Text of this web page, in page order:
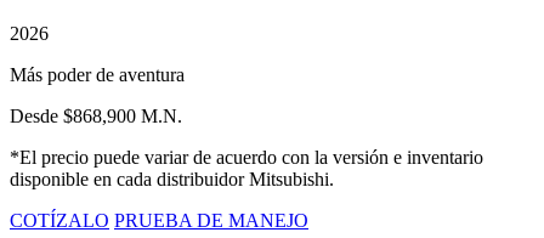
2026
Más poder de aventura
Desde $868,900 M.N.
*El precio puede variar de acuerdo con la versión e inventario
disponible en cada distribuidor Mitsubishi.
COTÍZALO PRUEBA DE MANEJO